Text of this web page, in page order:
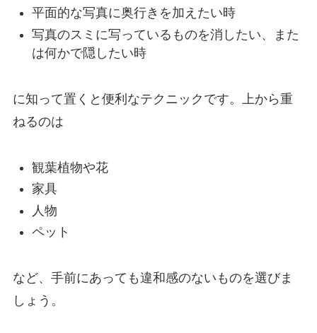
平面的な写真に奥行きを加えたい時
写真のスミに写っているものを消したい、また
は何かで隠したい時
に知って置くと便利なテクニックです。上から重
ねるのは
観葉植物や花
家具
人物
ペット
など、手前にあっても違和感のないものを選びま
しょう。